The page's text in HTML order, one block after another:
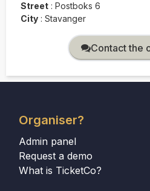
Street : Postboks 6
City : Stavanger
Organiser?
Admin panel
Request a demo
What is TicketCo?